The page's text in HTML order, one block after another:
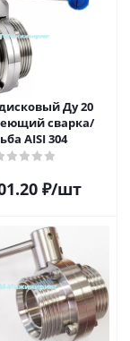
Ду 20
сварка/
AISI 304
₽/шт